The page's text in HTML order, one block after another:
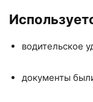
водительское
документы